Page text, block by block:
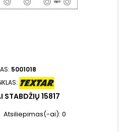
5001018
STABDŽIŲ 15817
Atsiliepimas(-ai): 0